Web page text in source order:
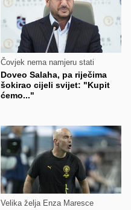
Čovjek nema namjeru stati
Doveo Salaha, pa riječima
šokirao cijeli svijet: "Kupit
ćemo..."
Velika želja Enza Maresce